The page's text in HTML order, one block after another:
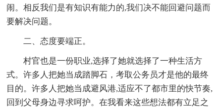
闹。相反我们是有知识有能力的,我们决不能回避问题而
要解决问题。
二、态度要端正。
村官也是一份职业,选择了她就选择了一种生活方
式。许多人把她当成踏脚石，考取公务员才是他的最终
目的。许多人把她当成避风港,适应不了都市里的快节奏,
回到父母身边寻求呵护。在我看来这些想法都有立足之